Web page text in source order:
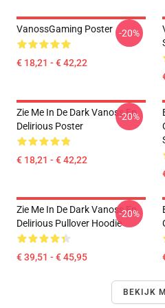
VanossGaming Poster
€ 18,21 - € 42,22
-20%
Zie Me In De Dark Vanoss En
Delirious Poster
€ 18,21 - € 42,22
-20%
Zie Me In De Dark Vanoss En
Delirious Pullover Hoodie
€ 39,51 - € 45,95
-20%
BEKIJK